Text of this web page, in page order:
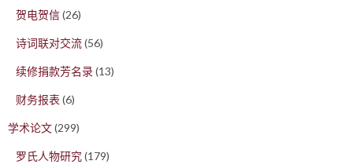
贺电贺信(26)
诗词联对交流(56)
续修捐款芳名录(13)
财务报表 (6)
学术论文(299)
罗氏人物研究(179)